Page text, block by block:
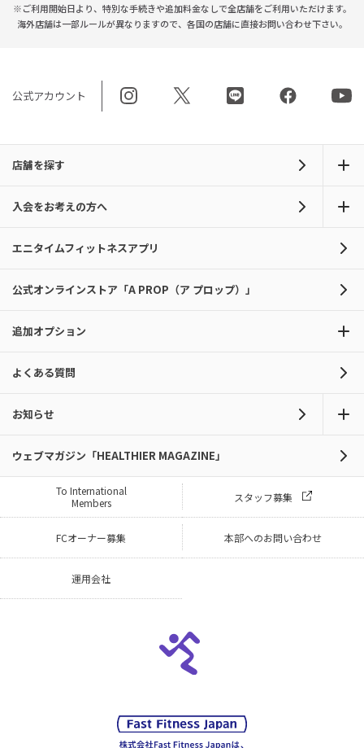
※ご利用開始日より、特別な手続きや追加料金なしで全店舗をご利用いただけます。
海外店舗は一部ルールが異なりますので、 各国の店舗に直接お問い合わせ下さい。
公式アカウント
店舗を探す
入会をお考えの方へ
エニタイムフィットネスアプリ
公式オンラインストア「A PROP（ア プロップ）」
追加オプション
よくある質問
お知らせ
ウェブマガジン「HEALTHIER MAGAZINE」
To International
Members
スタッフ募集
FCオーナー募集 本部へのお問い合わせ
運用会社